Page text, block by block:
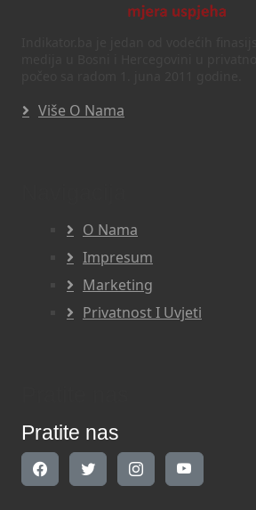
Više O Nama
O Nama
Impresum
Marketing
Privatnost I Uvjeti
Pratite nas